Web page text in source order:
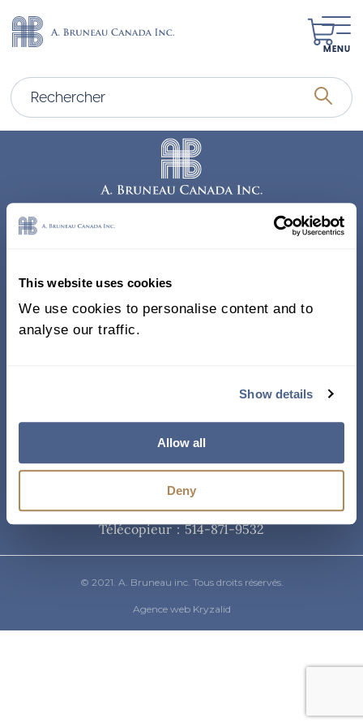
This website uses cookies
We use cookies to personalise content and to
analyse our traffic.
Show details
Allow all
Deny
MENU
338, Rue Saint-Antoine E.
Bureau 011, Montréal QC
H2Y 1A3 Canada
Téléphone
514-871-9821/ 1-800-361-8487
Télécopieur : 514-871-9532
© 2021. A. Bruneau inc. Tous droits réservés.
Agence web Kryzalid